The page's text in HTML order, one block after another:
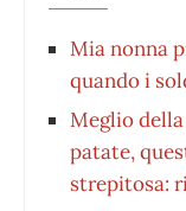
Mia nonna
quando i
Meglio
patate,
strepitosa: